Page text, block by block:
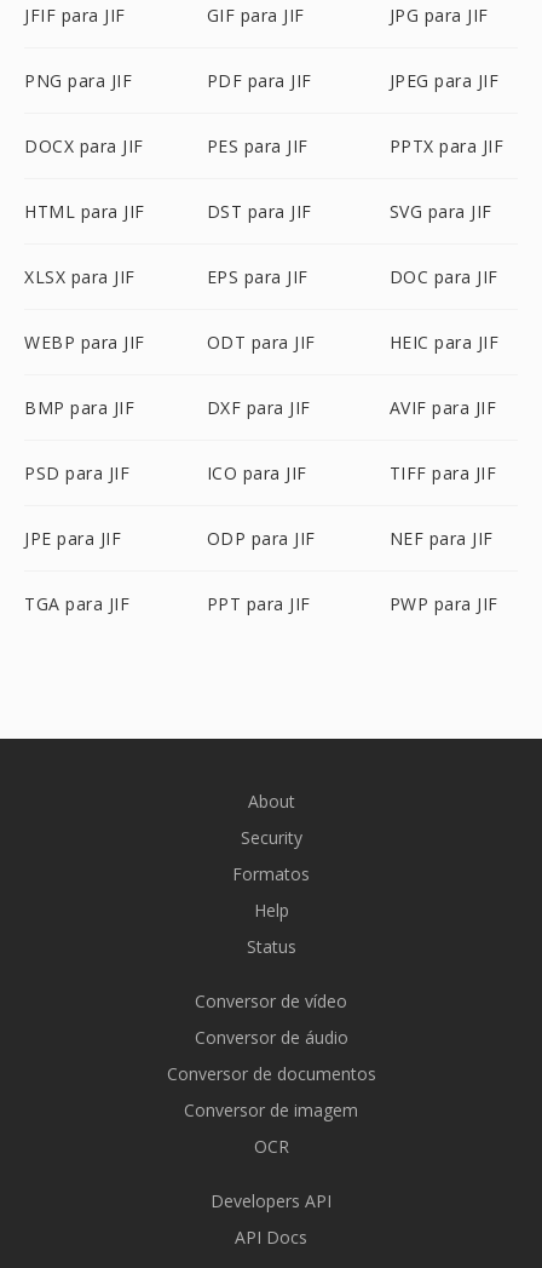
JFIF para JIF GIF para JIF JPG para JIF
PNG para JIF PDF para JIF JPEG para JIF
DOCX para JIF PES para JIF PPTX para JIF
HTML para JIF DST para JIF SVG para JIF
XLSX para JIF EPS para JIF DOC para JIF
WEBP para JIF ODT para JIF HEIC para JIF
BMP para JIF DXF para JIF AVIF para JIF
PSD para JIF ICO para JIF TIFF para JIF
JPE para JIF ODP para JIF NEF para JIF
TGA para JIF PPT para JIF PWP para JIF
About
Security
Formatos
Help
Status
Conversor de vídeo
Conversor de áudio
Conversor de documentos
Conversor de imagem
OCR
Developers API
API Docs